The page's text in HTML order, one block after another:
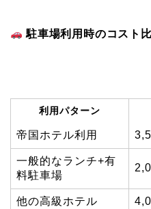
駐車場利用時のコスト
利用パターン
帝国ホテル利用
一般的なランチ+有
料駐車場
他の高級ホテル